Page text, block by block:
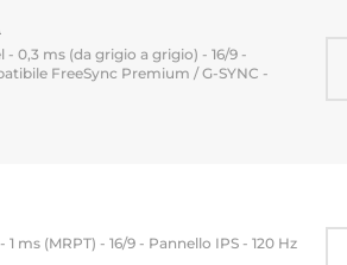
- 0,3 ms (da grigio a grigio) - 16/9 -
FreeSync Premium / G-SYNC -
ms (MRPT) - 16/9 - Pannello IPS - 120 Hz